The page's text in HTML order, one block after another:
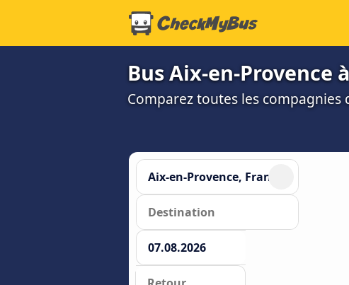
Bus Aix-en-Provence
Comparez toutes les